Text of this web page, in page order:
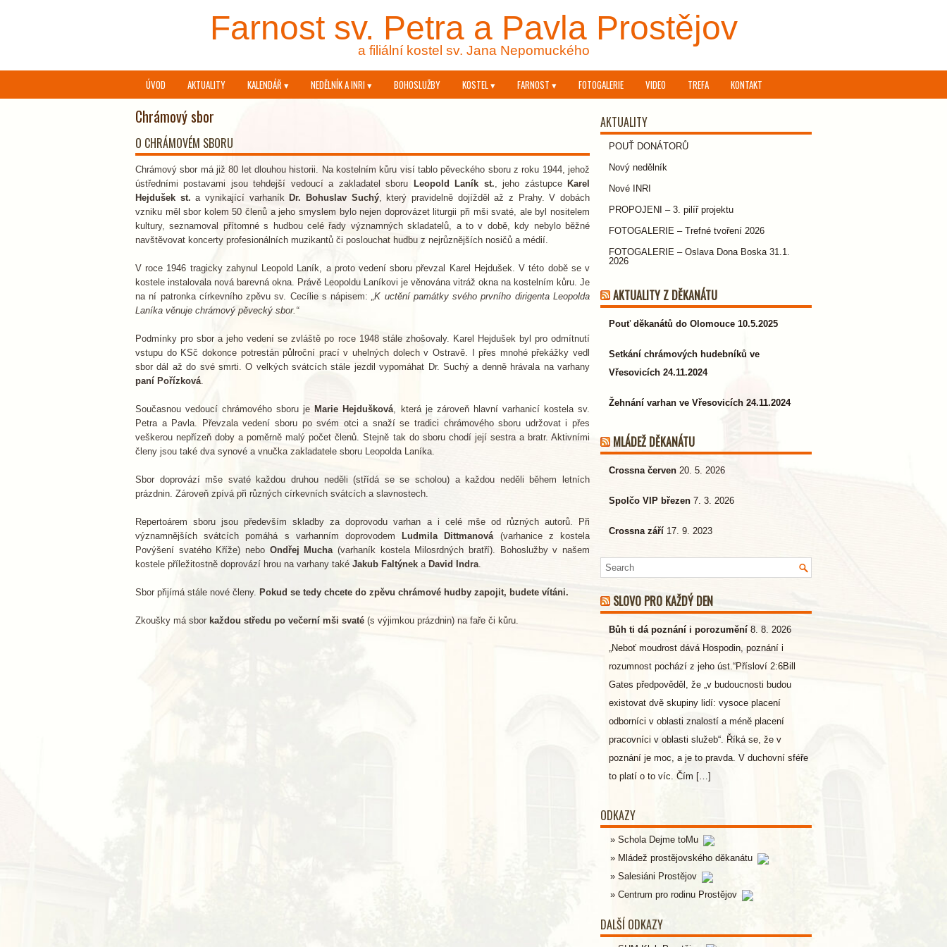
Farnost sv. Petra a Pavla Prostějov
a filiální kostel sv. Jana Nepomuckého
ÚVOD AKTUALITY KALENDÁŘ ▾ NEDĚLNÍK A INRI ▾ BOHOSLUŽBY KOSTEL ▾ FARNOST ▾ FOTOGALERIE VIDEO TREFA KONTAKT
Chrámový sbor
O CHRÁMOVÉM SBORU
Chrámový sbor má již 80 let dlouhou historii. Na kostelním kůru visí tablo pěveckého sboru z roku 1944, jehož
ústředními postavami jsou tehdejší vedoucí a zakladatel sboru
Leopold Laník st., jeho zástupce Karel
Hejdušek st. a vynikající varhaník Dr. Bohuslav Suchý, který pravidelně dojížděl až z Prahy. V dobách
vzniku měl sbor kolem 50 členů a jeho smyslem bylo nejen doprovázet liturgii při mši svaté, ale byl nositelem
kultury, seznamoval přítomné s hudbou celé řady významných skladatelů, a to v době, kdy nebylo běžné
navštěvovat koncerty profesionálních muzikantů či poslouchat hudbu z nejrůznějších nosičů a médií.
V roce 1946 tragicky zahynul Leopold Laník, a proto vedení sboru převzal Karel Hejdušek. V této době se v
kostele instalovala nová barevná okna. Právě Leopoldu Laníkovi je věnována vitráž okna na kostelním kůru. Je
na ní patronka církevního zpěvu sv. Cecílie s nápisem:„K uctění památky svého prvního dirigenta Leopolda
Laníka věnuje chrámový pěvecký sbor.“
Podmínky pro sbor a jeho vedení se zvláště po roce 1948 stále zhošovaly. Karel Hejdušek byl pro odmítnutí
vstupu do KSč dokonce potrestán půlroční prací v uhelných dolech v Ostravě. I přes mnohé překážky vedl
sbor dál až do své smrti. O velkých svátcích stále jezdil vypomáhat Dr. Suchý a denně hrávala na varhany
paní Pořízková.
Současnou vedoucí chrámového sboru je Marie Hejdušková, která je zároveň hlavní varhanicí kostela sv.
Petra a Pavla. Převzala vedení sboru po svém otci a snaží se tradici chrámového sboru udržovat i přes
veškerou nepřízeň doby a poměrně malý počet členů. Stejně tak do sboru chodí její sestra a bratr. Aktivními
členy jsou také dva synové a vnučka zakladatele sboru Leopolda Laníka.
Sbor doprovází mše svaté každou druhou neděli (střídá se se scholou) a každou neděli během letních
prázdnin. Zároveň zpívá při různých církevních svátcích a slavnostech.
Repertoárem sboru jsou především skladby za doprovodu varhan a i celé mše od různých autorů. Při
významnějších svátcích pomáhá s varhanním doprovodem
Ludmila Dittmanová(varhanice z kostela
Povýšení svatého Kříže) nebo Ondřej Mucha(varhaník kostela Milosrdných bratří). Bohoslužby v našem
kostele příležitostně doprovází hrou na varhany také Jakub Faltýnek a David Indra.
Sbor přijímá stále nové členy. Pokud se tedy chcete do zpěvu chrámové hudby zapojit, budete vítáni.
Zkoušky má sbor každou středu po večerní mši svaté (s výjimkou prázdnin) na faře či kůru.
AKTUALITY
POUŤ DONÁTORŮ
Nový nedělník
Nové INRI
PROPOJENI – 3. pilíř projektu
FOTOGALERIE – Trefné tvoření 2026
FOTOGALERIE – Oslava Dona Boska 31.1.
2026
AKTUALITY Z DĚKANÁTU
Pouť děkanátů do Olomouce 10.5.2025
Setkání chrámových hudebníků ve
Vřesovicích 24.11.2024
Žehnání varhan ve Vřesovicích 24.11.2024
MLÁDEŽ DĚKANÁTU
Crossna červen 20. 5. 2026
Spolčo VIP březen 7. 3. 2026
Crossna září 17. 9. 2023
SLOVO PRO KAŽDÝ DEN
Bůh ti dá poznání i porozumění 8. 8. 2026
„Neboť moudrost dává Hospodin, poznání i
rozumnost pochází z jeho úst.“Přísloví 2:6Bill
Gates předpověděl, že „v budoucnosti budou
existovat dvě skupiny lidí: vysoce placení
odborníci v oblasti znalostí a méně placení
pracovníci v oblasti služeb“. Říká se, že v
poznání je moc, a je to pravda. V duchovní sféře
to platí o to víc. Čím […]
ODKAZY
Schola Dejme toMu
Mládež prostějovského děkanátu
Salesiáni Prostějov
Centrum pro rodinu Prostějov
DALŠÍ ODKAZY